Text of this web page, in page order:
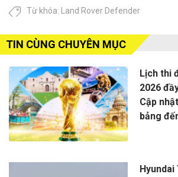
Từ khóa: Land Rover Defender
TIN CÙNG CHUYÊN MỤC
Lịch thi
2026
Cập
bảng